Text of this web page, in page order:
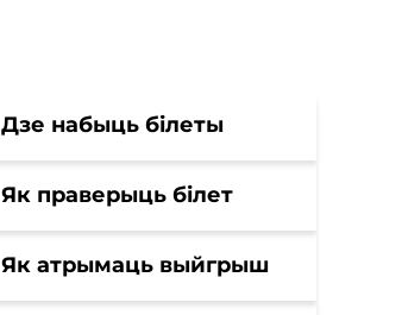
Дзе набыць білеты
Як праверыць білет
Як атрымаць выйгрыш